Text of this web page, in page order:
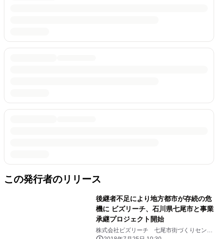
この発行者のリリース
後継者不足により地方都市が存続の危
機に ビズリーチ、石川県七尾市と事業
承継プロジェクト開始
株式会社ビズリーチ 七尾市街づくりセンタ